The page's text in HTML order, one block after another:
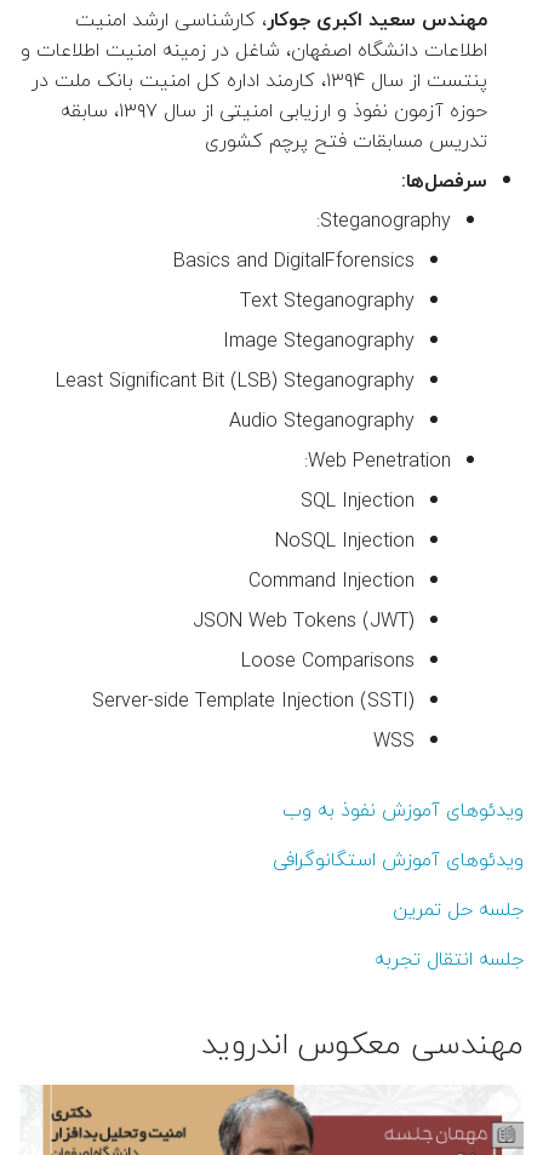
مهندس سعید اکبری جوکار، کارشناسی ارشد امنیت
اطلاعات دانشگاه اصفهان، شاغل در زمینه امنیت اطلاعات و
پن‎تست از سال ۱۳۹۴، کارمند اداره کل امنیت بانک ملت در
حوزه آزمون نفوذ و ارزیابی امنیتی از سال ۱۳۹۷، سابقه
تدریس مسابقات فتح پرچم کشوری
سرفصل‌ها:
Steganography:
Basics and DigitalFforensics
Text Steganography
Image Steganography
Least Significant Bit (LSB) Steganography
Audio Steganography
Web Penetration:
SQL Injection
NoSQL Injection
Command Injection
JSON Web Tokens (JWT)
Loose Comparisons
Server-side Template Injection (SSTI)
WSS
ویدئوهای آموزش نفوذ به وب
ویدئوهای آموزش استگانوگرافی
جلسه حل تمرین
جلسه انتقال تجربه
مهندسی معکوس اندروید